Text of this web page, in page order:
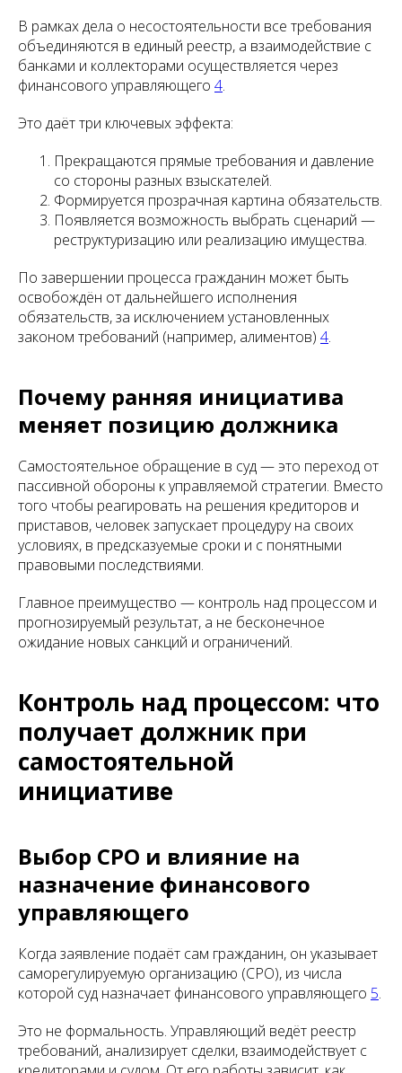
В рамках дела о несостоятельности все требования
объединяются в единый реестр, а взаимодействие с
банками и коллекторами осуществляется через
финансового управляющего 4.
Это даёт три ключевых эффекта:
Прекращаются прямые требования и давление
со стороны разных взыскателей.
Формируется прозрачная картина обязательств.
Появляется возможность выбрать сценарий —
реструктуризацию или реализацию имущества.
По завершении процесса гражданин может быть
освобождён от дальнейшего исполнения
обязательств, за исключением установленных
законом требований (например, алиментов) 4.
Почему ранняя инициатива
меняет позицию должника
Самостоятельное обращение в суд — это переход от
пассивной обороны к управляемой стратегии. Вместо
того чтобы реагировать на решения кредиторов и
приставов, человек запускает процедуру на своих
условиях, в предсказуемые сроки и с понятными
правовыми последствиями.
Главное преимущество — контроль над процессом и
прогнозируемый результат, а не бесконечное
ожидание новых санкций и ограничений.
Контроль над процессом: что
получает должник при
самостоятельной
инициативе
Выбор СРО и влияние на
назначение финансового
управляющего
Когда заявление подаёт сам гражданин, он указывает
саморегулируемую организацию (СРО), из числа
которой суд назначает финансового управляющего 5.
Это не формальность. Управляющий ведёт реестр
требований, анализирует сделки, взаимодействует с